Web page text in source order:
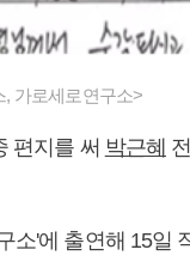
가로세로연구소>
편지를 써 박근혜
소'에 출연해 15일